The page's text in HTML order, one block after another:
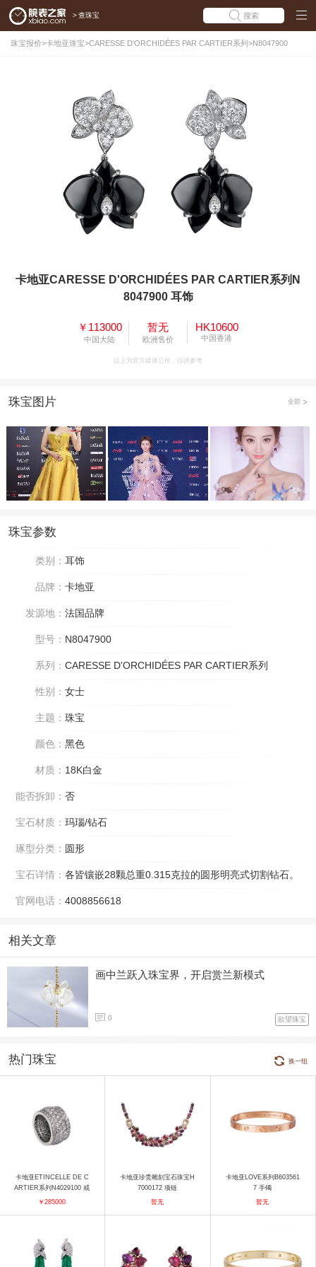
> 查珠宝 搜索
珠宝报价>卡地亚珠宝>CARESSE D'ORCHIDÉES PAR CARTIER系列 >N8047900
卡地亚CARESSE D'ORCHIDÉES PAR CARTIER系列N
8047900 耳饰
￥113000
中国大陆
暂无
欧洲售价
HK10600
中国香港
以上为官方媒体公价，仅供参考
珠宝图片 全部
珠宝参数
类别： 耳饰
品牌： 卡地亚
发源地： 法国品牌
型号： N8047900
系列： CARESSE D'ORCHIDÉES PAR CARTIER系列
性别： 女士
主题： 珠宝
颜色： 黑色
材质： 18K白金
能否拆卸： 否
宝石材质： 玛瑙/钻石
琢型分类： 圆形
宝石详情： 各皆镶嵌28颗总重0.315克拉的圆形明亮式切割钻石。
官网电话： 4008856618
相关文章
画中兰跃入珠宝界，开启赏兰新模式
0 欲望珠宝
热门珠宝 换一组
卡地亚ETINCELLE DE C
ARTIER系列N4029100 戒
指
￥285000
卡地亚珍贵雕刻宝石珠宝H
7000172 项链
暂无
卡地亚LOVE系列B603561
7 手镯
暂无